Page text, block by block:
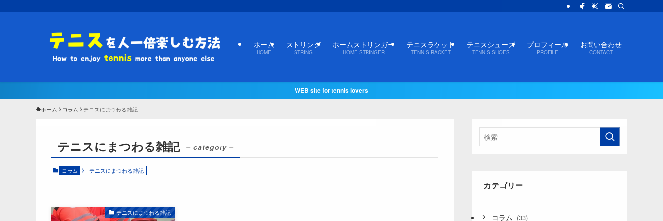
ホーム
HOME
ストリング
STRING
ホームストリンガー
HOME STRINGER
テニスラケット
TENNIS RACKET
テニスシューズ
TENNIS SHOES
プロフィール
PROFILE
お問い合わせ
CONTACT
WEB site for tennis lovers
ホーム コラム テニスにまつわる雑記
テニスにまつわる雑記 – category –
コラム テニスにまつわる雑記
テニスにまつわる雑記
カテゴリー
コラム (33)